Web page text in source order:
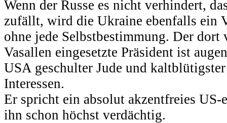
Wenn der Russe es nicht verhindert,
zufällt, wird die Ukraine ebenfalls ein
ohne jede Selbstbestimmung. Der dort
Vasallen eingesetzte Präsident ist
USA geschulter Jude und
Interessen.
Er spricht ein absolut akzentfreies
ihn schon höchst verdächtig.